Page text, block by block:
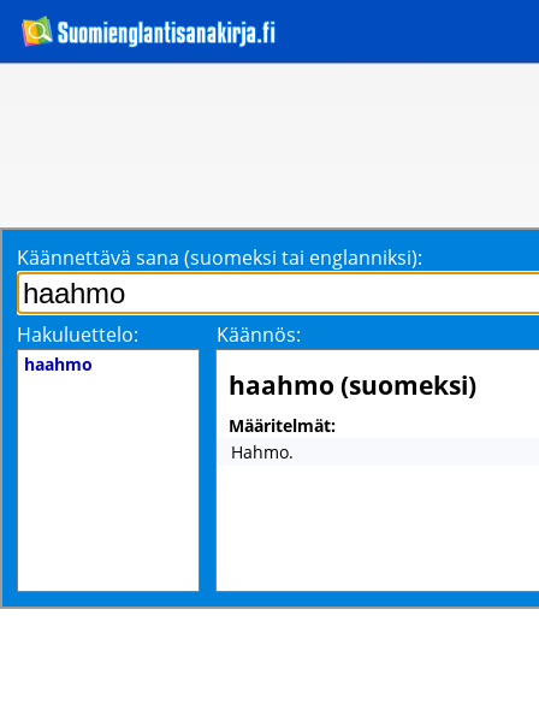
Käännettävä sana (suomeksi tai englanniksi):
Hakuluettelo: Käännös:
haahmo
haahmo (suomeksi)
Määritelmät:
Hahmo.